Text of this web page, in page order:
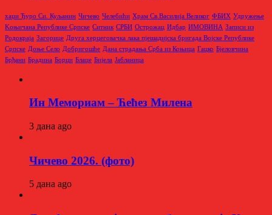
хаџи Ђуро Си. Куљанин Чичево Челебићи Храм Св.Василија Великог ФБИХ Удружење
Kоњичана Републике Српске Ситник СРБИ Острожац Идбар ИМОВИНА Записи из
Родoкраја Загорице Друга херцеговачка лака пјешадијска бригада Војске Републике
Српске Доње Село Добригошће Дана страдања Срба из Коњица Гацко Бјеловчина
Брђани Брадина Борци Блаце Бијела Јабланица
Ин Мемориам – Ћећез Милена
3 дана ago
Чичево 2026. (фото)
5 дана ago